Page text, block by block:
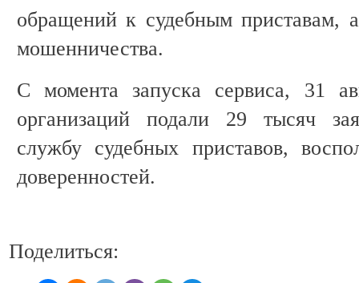
обращений к судебным приставам,
мошенничества.
С момента запуска сервиса, 31
организаций подали 29 тысяч
службу судебных приставов,
доверенностей.
Поделиться: